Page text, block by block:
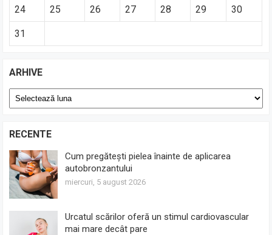
24 25 26 27 28 29 30
31
ARHIVE
Arhive
RECENTE
Cum pregătești pielea înainte de aplicarea
autobronzantului
miercuri, 5 august 2026
Urcatul scărilor oferă un stimul cardiovascular
mai mare decât pare